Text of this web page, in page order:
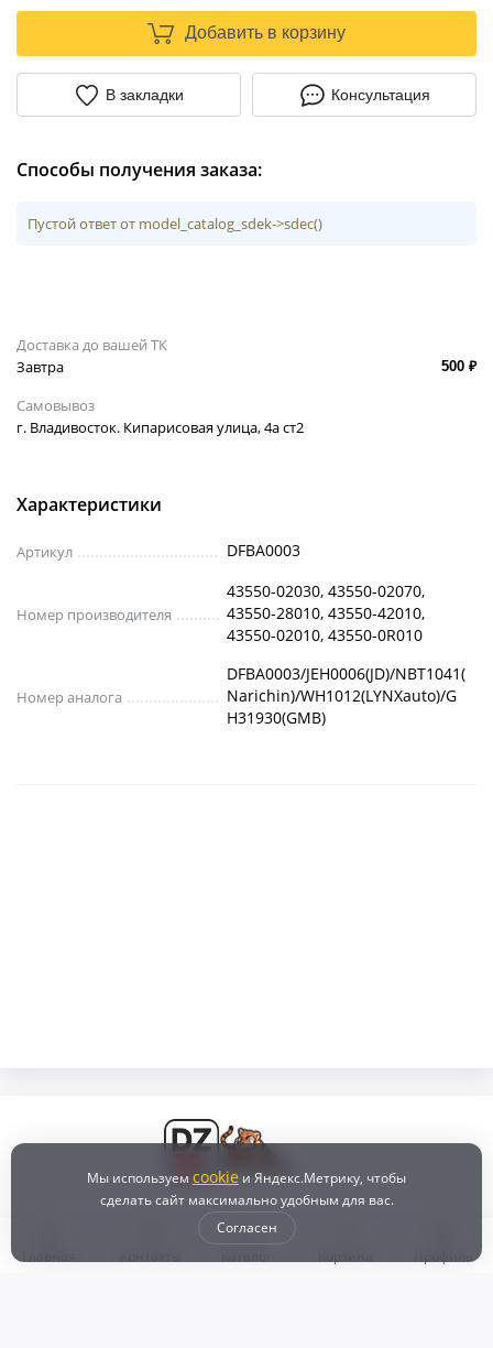
Добавить в корзину
В закладки Консультация
Способы получения заказа:
Пустой ответ от model_catalog_sdek->sdec()
Доставка до вашей ТК
Завтра
500 ₽
Самовывоз
г. Владивосток. Кипарисовая улица, 4а ст2
Характеристики
Артикул DFBA0003
Номер производителя
43550-02030, 43550-02070,
43550-28010, 43550-42010,
43550-02010, 43550-0R010
Номер аналога
DFBA0003/JEH0006(JD)/NBT1041(
Narichin)/WH1012(LYNXauto)/G
H31930(GMB)
Мы используем cookie и Яндекс.Метрику, чтобы
сделать сайт максимально удобным для вас.
Согласен
Бонусная программа Доставка и самовывоз
Оплата